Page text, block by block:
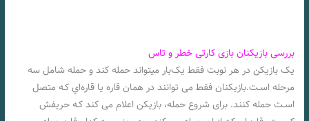
بررسی بازیکنان بازی کارتی خطر و تاس
یک بازیکن در هر نوبت فقط یک‌بار میتواند حمله کند و حمله شامل سه
مرحله اسـت.بازیکنان فقط می توانند در همان قاره یا قاره‌اي کـه متصل
اسـت حمله کنند. برای شروع حمله، بازیکن اعلام می کند کـه حریفش